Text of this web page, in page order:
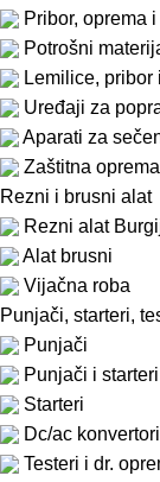
Pribor, oprema
Potrošni
Lemilice,
Uređaji za
Aparati za
Zaštitna
Rezni i brusni alat
Rezni alat
Alat brusni
Vijačna roba
Punjači, starteri,
Punjači
Punjači i starteri
Starteri
Dc/ac konvertori
Testeri i dr.